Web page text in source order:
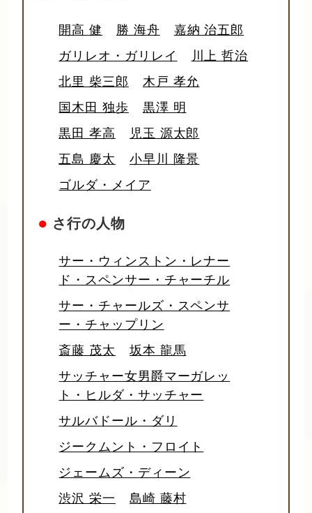
開高 健 勝 海舟
嘉納 治五郎
ガリレオ・ガリレイ
川上 哲治
北里 柴三郎
木戸 孝允
国木田 独歩
黒澤 明
黒田 孝高
児玉 源太郎
五島 慶太
小早川 隆景
ゴルダ・メイア
● さ行の人物
サー・ウィンストン・レナー
ド・スペンサー・チャーチル
サー・チャールズ・スペンサ
ー・チャップリン
斎藤 茂太
坂本 龍馬
サッチャー女男爵マーガレッ
ト・ヒルダ・サッチャー
サルバドール・ダリ
ジークムント・フロイト
ジェームズ・ディーン
渋沢 栄一
島崎 藤村